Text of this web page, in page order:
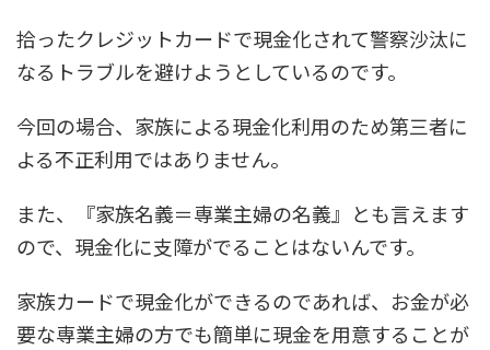
拾ったクレジットカードで現金化されて警察沙汰に
なるトラブルを避けようとしているのです。
今回の場合、家族による現金化利用のため第三者に
よる不正利用ではありません。
また、『家族名義＝専業主婦の名義』とも言えます
ので、現金化に支障がでることはないんです。
家族カードで現金化ができるのであれば、お金が必
要な専業主婦の方でも簡単に現金を用意することが